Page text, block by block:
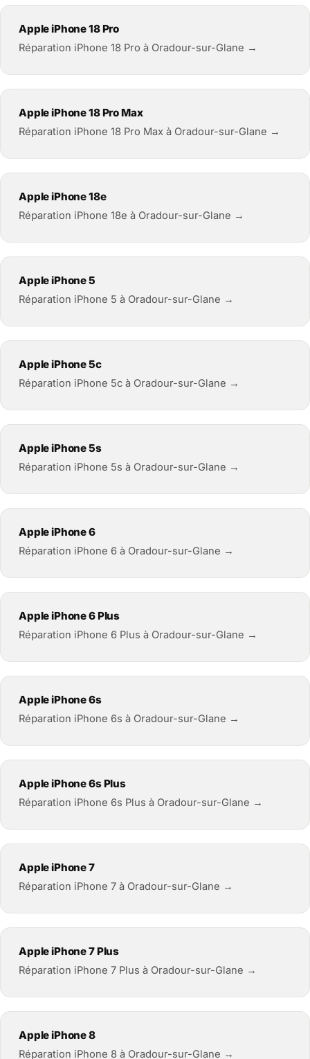
Apple iPhone 18 Pro
Réparation iPhone 18 Pro à Oradour-sur-Glane →
Apple iPhone 18 Pro Max
Réparation iPhone 18 Pro Max à Oradour-sur-Glane →
Apple iPhone 18e
Réparation iPhone 18e à Oradour-sur-Glane →
Apple iPhone 5
Réparation iPhone 5 à Oradour-sur-Glane →
Apple iPhone 5c
Réparation iPhone 5c à Oradour-sur-Glane →
Apple iPhone 5s
Réparation iPhone 5s à Oradour-sur-Glane →
Apple iPhone 6
Réparation iPhone 6 à Oradour-sur-Glane →
Apple iPhone 6 Plus
Réparation iPhone 6 Plus à Oradour-sur-Glane →
Apple iPhone 6s
Réparation iPhone 6s à Oradour-sur-Glane →
Apple iPhone 6s Plus
Réparation iPhone 6s Plus à Oradour-sur-Glane →
Apple iPhone 7
Réparation iPhone 7 à Oradour-sur-Glane →
Apple iPhone 7 Plus
Réparation iPhone 7 Plus à Oradour-sur-Glane →
Apple iPhone 8
Réparation iPhone 8 à Oradour-sur-Glane →